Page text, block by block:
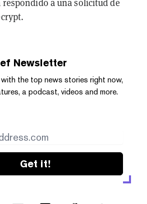
respondido a una solicitud de
Newsletter
the top news stories right now,
a podcast, videos and more.
Get it!